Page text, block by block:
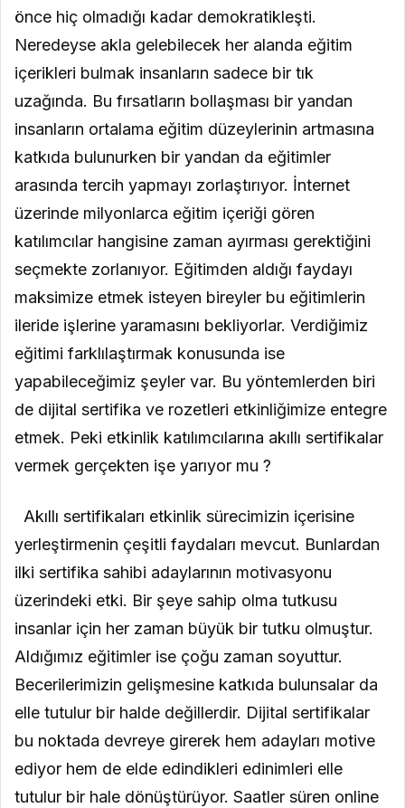
önce hiç olmadığı kadar demokratikleşti.
Neredeyse akla gelebilecek her alanda eğitim
içerikleri bulmak insanların sadece bir tık
uzağında. Bu fırsatların bollaşması bir yandan
insanların ortalama eğitim düzeylerinin artmasına
katkıda bulunurken bir yandan da eğitimler
arasında tercih yapmayı zorlaştırıyor. İnternet
üzerinde milyonlarca eğitim içeriği gören
katılımcılar hangisine zaman ayırması gerektiğini
seçmekte zorlanıyor. Eğitimden aldığı faydayı
maksimize etmek isteyen bireyler bu eğitimlerin
ileride işlerine yaramasını bekliyorlar. Verdiğimiz
eğitimi farklılaştırmak konusunda ise
yapabileceğimiz şeyler var. Bu yöntemlerden biri
de dijital sertifika ve rozetleri etkinliğimize entegre
etmek. Peki etkinlik katılımcılarına akıllı sertifikalar
vermek gerçekten işe yarıyor mu ?
Akıllı sertifikaları etkinlik sürecimizin içerisine
yerleştirmenin çeşitli faydaları mevcut. Bunlardan
ilki sertifika sahibi adaylarının motivasyonu
üzerindeki etki. Bir şeye sahip olma tutkusu
insanlar için her zaman büyük bir tutku olmuştur.
Aldığımız eğitimler ise çoğu zaman soyuttur.
Becerilerimizin gelişmesine katkıda bulunsalar da
elle tutulur bir halde değillerdir. Dijital sertifikalar
bu noktada devreye girerek hem adayları motive
ediyor hem de elde edindikleri edinimleri elle
tutulur bir hale dönüştürüyor. Saatler süren online